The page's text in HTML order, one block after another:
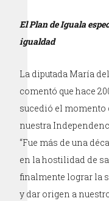
El Plan de Iguala
igualdad
La diputada María
comentó que hace
sucedió el momento
nuestra
“Fue más de una
en la hostilidad de
finalmente lograr la
y dar origen a